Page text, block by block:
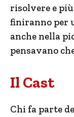
risolvere e
finiranno per
anche nella
pensavano
Il Cast
Chi fa parte